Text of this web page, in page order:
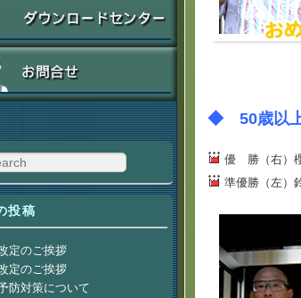
◆ 50歳以上
優 勝（右）
準優勝（左）
投稿
定のご挨拶
定のご挨拶
防対策について